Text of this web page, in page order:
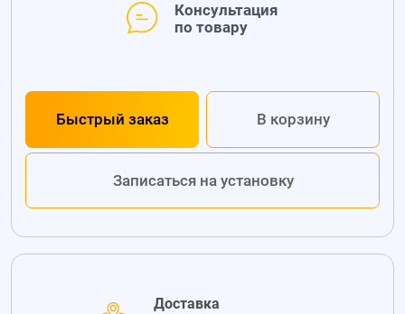
Консультация
по товару
Быстрый заказ В корзину
Записаться на установку
Доставка